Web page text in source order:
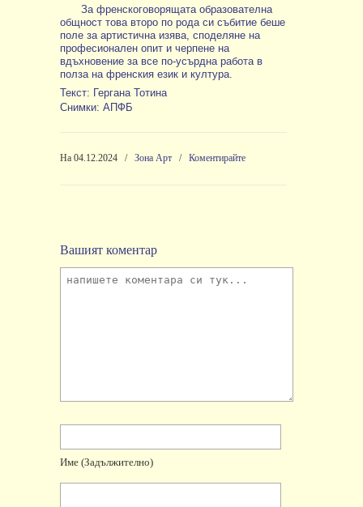
За френскоговорящата образователна
общност това второ по рода си събитие беше
поле за артистична изява, споделяне на
професионален опит и черпене на
вдъхновение за все по-усърдна работа в
полза на френския език и култура.
Текст: Гергана Тотина
Снимки: АПФБ
На 04.12.2024 / Зона Арт / Коментирайте
Вашият коментар
Име (задължително)